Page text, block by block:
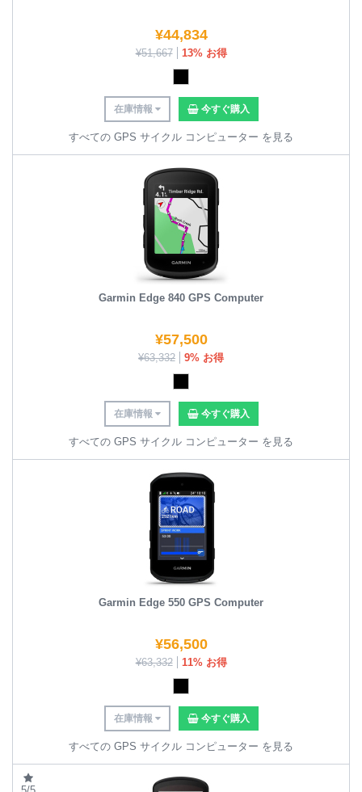
¥44,834
¥51,667 13% お得
在庫情報 今すぐ購入
すべての GPS サイクル コンピューター を見る
Garmin Edge 840 GPS Computer
¥57,500
¥63,332 9% お得
在庫情報 今すぐ購入
すべての GPS サイクル コンピューター を見る
Garmin Edge 550 GPS Computer
¥56,500
¥63,332 11% お得
在庫情報 今すぐ購入
すべての GPS サイクル コンピューター を見る